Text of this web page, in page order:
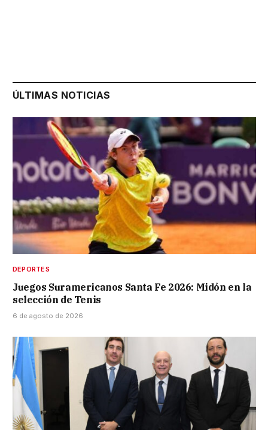
ÚLTIMAS NOTICIAS
DEPORTES
Juegos Suramericanos Santa Fe 2026: Midón en la
selección de Tenis
6 de agosto de 2026